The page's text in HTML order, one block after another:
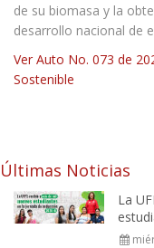
de su biomasa y la
desarrollo nacional de
Ver Auto No. 073 de
Sostenible
Últimas Noticias
La